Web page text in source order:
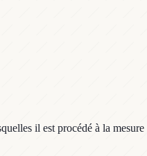
il est procédé à la mesure